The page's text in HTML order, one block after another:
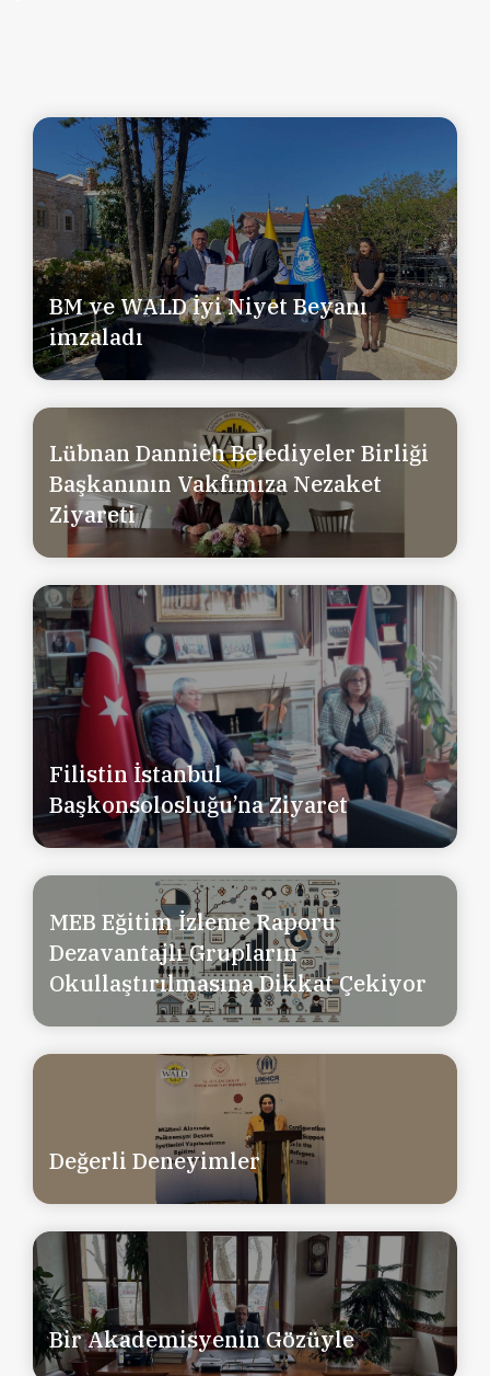
BM ve WALD İyi Niyet Beyanı
imzaladı
Lübnan Dannieh Belediyeler Birliği
Başkanının Vakfımıza Nezaket
Ziyareti
Filistin İstanbul
Başkonsolosluğu’na Ziyaret
MEB Eğitim İzleme Raporu
Dezavantajlı Grupların
Okullaştırılmasına Dikkat Çekiyor
Değerli Deneyimler
Bir Akademisyenin Gözüyle